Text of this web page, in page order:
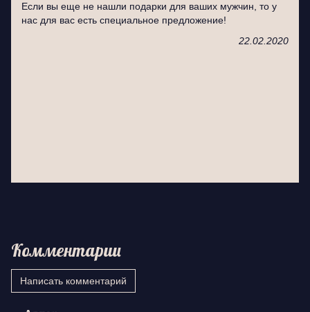
Если вы еще не нашли подарки для ваших мужчин, то у
нас для вас есть специальное предложение!
22.02.2020
Комментарии
Написать комментарий